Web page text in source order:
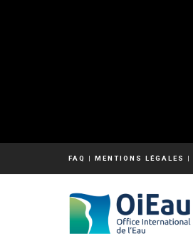
FAQ | MENTIONS LÉGALES |